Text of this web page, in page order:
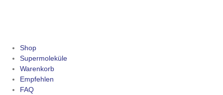
Shop
Supermoleküle
Warenkorb
Empfehlen
FAQ